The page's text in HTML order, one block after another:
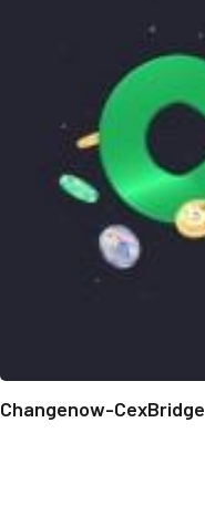
Changenow-CexBridge